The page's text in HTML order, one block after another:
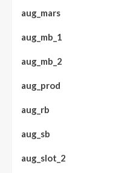
aug_mars
aug_mb_1
aug_mb_2
aug_prod
aug_rb
aug_sb
aug_slot_2